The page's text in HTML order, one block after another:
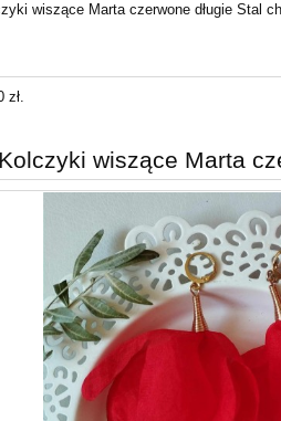
wiszące Marta czerwone długie Stal
zł.
Kolczyki wiszące Marta